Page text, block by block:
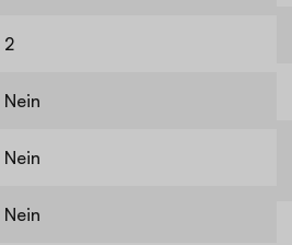
2
Nein
Nein
Nein